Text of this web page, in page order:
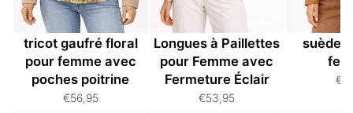
Veste à boutons en
tricot gaufré floral
pour femme avec
poches poitrine
€56,95
Veste à Manches
Longues à Paillettes
pour Femme avec
Fermeture Éclair
€53,95
Veste
suède